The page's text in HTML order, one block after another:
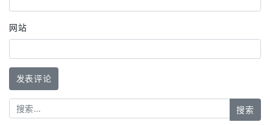
网站